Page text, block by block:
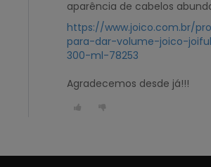
aparência de cabelos
https://www.joico.com.br/
para-dar-volume-joico-
300-ml-78253
Agradecemos desde já!!!